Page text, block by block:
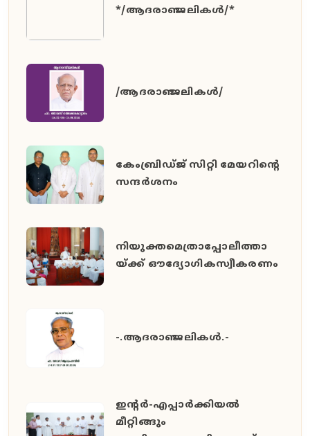
*/ആദരാഞ്ജലികൾ/*
/ആദരാഞ്ജലികൾ/
കേംബ്രിഡ്ജ് സിറ്റി മേയറിൻ്റെ
സന്ദർശനം
നിയുക്തമെത്രാപ്പോലീത്താ
യ്ക്ക് ഔദ്യോഗികസ്വീകരണം
-.ആദരാഞ്ജലികൾ.-
ഇൻ്റർ-എപ്പാർക്കിയൽ
മീറ്റിങ്ങും